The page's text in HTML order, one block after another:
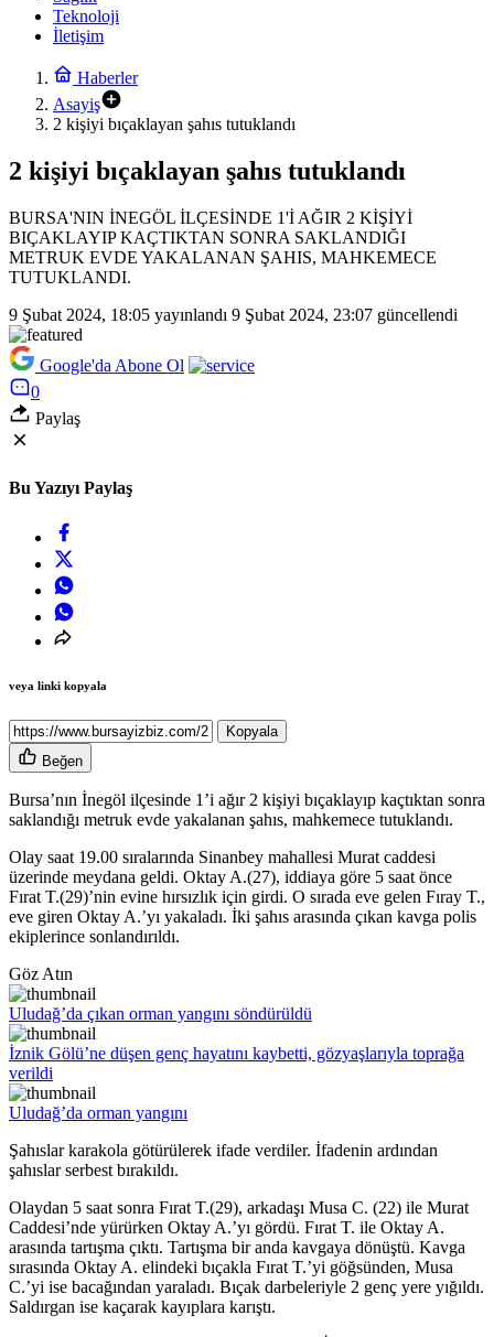
Teknoloji
İletişim
Haberler
Asayiş
2 kişiyi bıçaklayan şahıs tutuklandı
2 kişiyi bıçaklayan şahıs tutuklandı
BURSA'NIN İNEGÖL İLÇESİNDE 1'İ AĞIR 2 KİŞİYİ
BIÇAKLAYIP KAÇTIKTAN SONRA SAKLANDIĞI
METRUK EVDE YAKALANAN ŞAHIS, MAHKEMECE
TUTUKLANDI.
9 Şubat 2024, 18:05 yayınlandı 9 Şubat 2024, 23:07 güncellendi
Google'da Abone Ol
0
Paylaş
Bu Yazıyı Paylaş
veya linki kopyala
Kopyala
Beğen
Bursa’nın İnegöl ilçesinde 1’i ağır 2 kişiyi bıçaklayıp kaçtıktan sonra
saklandığı metruk evde yakalanan şahıs, mahkemece tutuklandı.
Olay saat 19.00 sıralarında Sinanbey mahallesi Murat caddesi
üzerinde meydana geldi. Oktay A.(27), iddiaya göre 5 saat önce
Fırat T.(29)’nin evine hırsızlık için girdi. O sırada eve gelen Fıray T.,
eve giren Oktay A.’yı yakaladı. İki şahıs arasında çıkan kavga polis
ekiplerince sonlandırıldı.
Göz Atın
Uludağ’da çıkan orman yangını söndürüldü
İznik Gölü’ne düşen genç hayatını kaybetti, gözyaşlarıyla toprağa
verildi
Uludağ’da orman yangını
Şahıslar karakola götürülerek ifade verdiler. İfadenin ardından
şahıslar serbest bırakıldı.
Olaydan 5 saat sonra Fırat T.(29), arkadaşı Musa C. (22) ile Murat
Caddesi’nde yürürken Oktay A.’yı gördü. Fırat T. ile Oktay A.
arasında tartışma çıktı. Tartışma bir anda kavgaya dönüştü. Kavga
sırasında Oktay A. elindeki bıçakla Fırat T.’yi göğsünden, Musa
C.’yi ise bacağından yaraladı. Bıçak darbeleriyle 2 genç yere yığıldı.
Saldırgan ise kaçarak kayıplara karıştı.